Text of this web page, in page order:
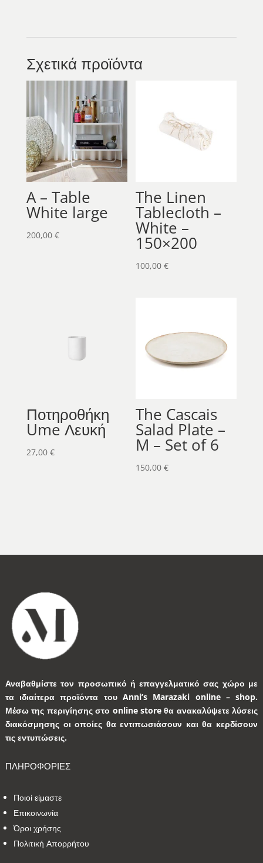
Σχετικά προϊόντα
A – Table
White large
200,00 €
The Linen
Tablecloth –
White –
150×200
100,00€
Ποτηροθήκη
Ume Λευκή
27,00 €
The Cascais
Salad Plate –
M – Set of 6
150,00€
Αναβαθμίστε τον προσωπικό ή επαγγελματικό σας χώρο με
τα ιδιαίτερα προϊόντα του Anni’s Marazaki online – shop.
Μέσω της περιγίησης στο online store θα ανακαλύψετε λύσεις
διακόσμησης οι οποίες θα εντιπωσιάσουν και θα κερδίσουν
τις εντυπώσεις.
ΠΛΗΡΟΦΟΡΙΕΣ
Ποιοί είμαστε
Επικοινωνία
Όροι χρήσης
Πολιτική Απορρήτου